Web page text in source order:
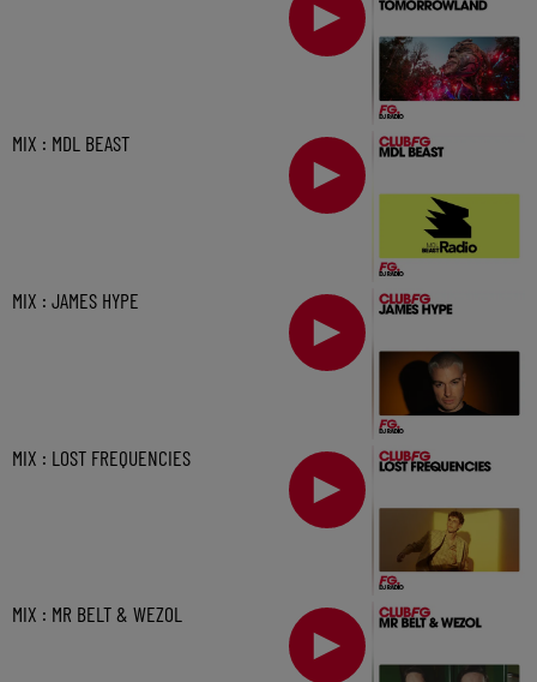
MIX : MDL BEAST
MIX : JAMES HYPE
MIX : LOST FREQUENCIES
MIX : MR BELT & WEZOL